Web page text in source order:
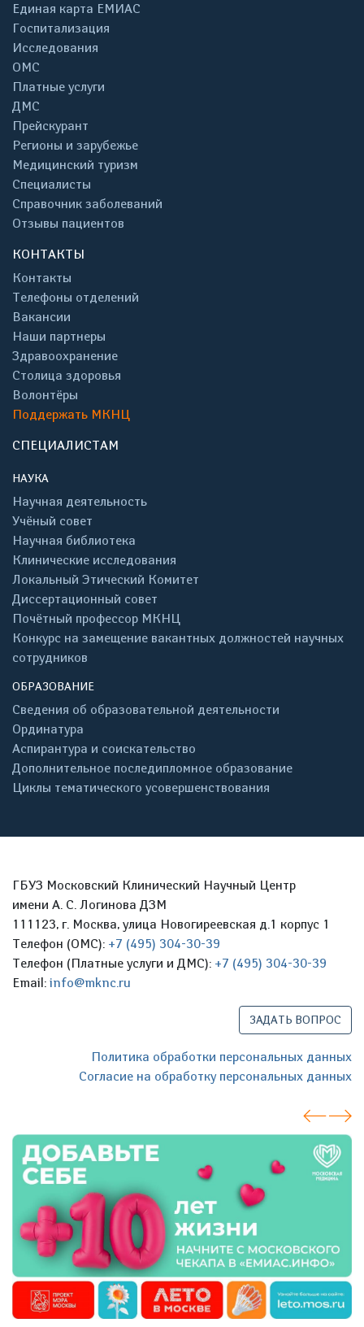
Единая карта ЕМИАС
Госпитализация
Исследования
ОМС
Платные услуги
ДМС
Прейскурант
Регионы и зарубежье
Медицинский туризм
Специалисты
Справочник заболеваний
Отзывы пациентов
КОНТАКТЫ
Контакты
Телефоны отделений
Вакансии
Наши партнеры
Здравоохранение
Столица здоровья
Волонтёры
Поддержать МКНЦ
СПЕЦИАЛИСТАМ
НАУКА
Научная деятельность
Учёный совет
Научная библиотека
Клинические исследования
Локальный Этический Комитет
Диссертационный совет
Почётный профессор МКНЦ
Конкурс на замещение вакантных должностей научных
сотрудников
ОБРАЗОВАНИЕ
Сведения об образовательной деятельности
Ординатура
Аспирантура и соискательство
Дополнительное последипломное образование
Циклы тематического усовершенствования
ГБУЗ Московский Клинический Научный Центр
имени А. С. Логинова ДЗМ
111123, г. Москва, улица Новогиреевская д.1 корпус 1
Телефон (ОМС): +7 (495) 304-30-39
Телефон (Платные услуги и ДМС): +7 (495) 304-30-39
Email: info@mknc.ru
ЗАДАТЬ ВОПРОС
Политика обработки персональных данных
Согласие на обработку персональных данных